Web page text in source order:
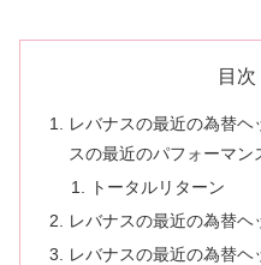
目次
レバナスの最近の為替
スの最近のパフォーマン
トータルリターン
レバナスの最近の為替ヘ
レバナスの最近の為替